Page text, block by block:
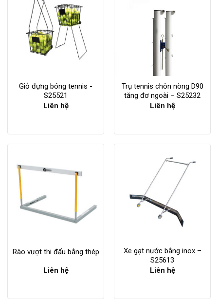
Giỏ đựng bóng tennis -
S25521
Liên hệ
Trụ tennis chôn nòng D90
tăng đơ ngoài – S25232
Liên hệ
Rào vượt thi đấu bằng thép
Liên hệ
Xe gạt nước bằng inox –
S25613
Liên hệ